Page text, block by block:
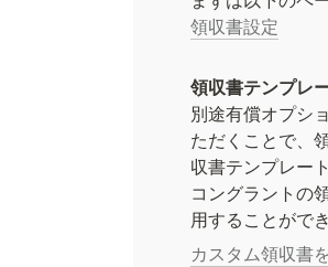
領収書設定
別途有償オプシ
ただくことで、
収書テンプレー
コングラントの
用することができ
カスタム領収書